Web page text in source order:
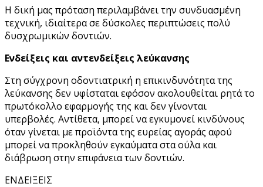
Η δική μας πρόταση περιλαμβάνει την συνδυασμένη
τεχνική, ιδιαίτερα σε δύσκολες περιπτώσεις πολύ
δυσχρωμικών δοντιών.
Ενδείξεις και αντενδείξεις λεύκανσης
Στη σύγχρονη οδοντιατρική η επικινδυνότητα της
λεύκανσης δεν υφίσταται εφόσον ακολουθείται ρητά το
πρωτόκολλο εφαρμογής της και δεν γίνονται
υπερβολές. Αντίθετα, μπορεί να εγκυμονεί κινδύνους
όταν γίνεται με προϊόντα της ευρείας αγοράς αφού
μπορεί να προκληθούν εγκαύματα στα ούλα και
διάβρωση στην επιφάνεια των δοντιών.
ΕΝΔΕΙΞΕΙΣ